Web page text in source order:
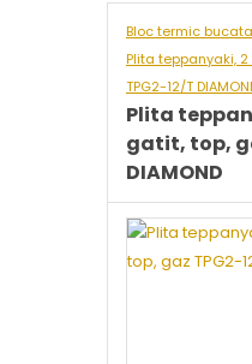
Bloc termic
Plita teppanyaki,
TPG2-12/T
Plita
gatit, top,
DIAMOND